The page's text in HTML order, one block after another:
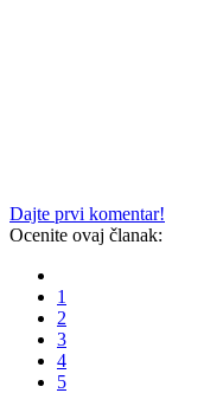
Dajte prvi komentar!
Ocenite ovaj članak:
1
2
3
4
5